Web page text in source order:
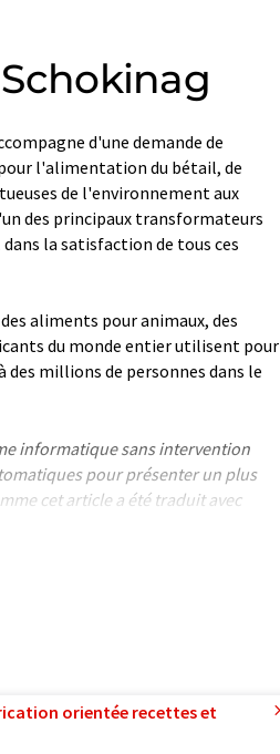
d'une demande de
l'alimentation du bétail, de
de l'environnement aux
des principaux transformateurs
la satisfaction de tous ces
aliments pour animaux, des
du monde entier utilisent pour
millions de personnes dans le
informatique sans intervention
pour présenter un plus
cet article a été traduit avec
peut être trouvé
orientée recettes et